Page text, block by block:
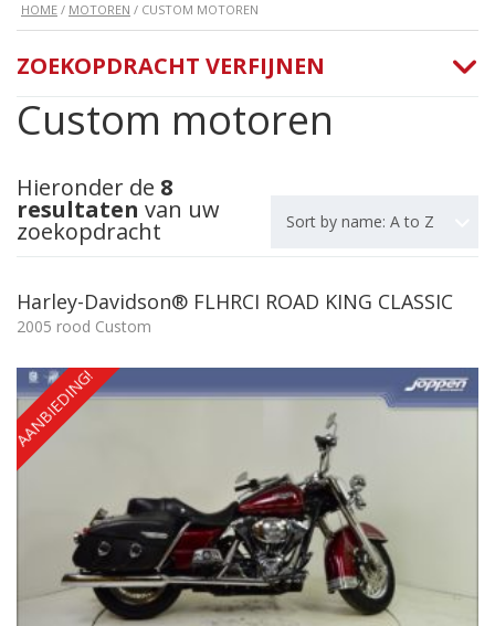
HOME / MOTOREN / CUSTOM MOTOREN
Custom motoren
Hieronder de 8
resultaten van uw
zoekopdracht Sort by name: A to Z
Harley-Davidson® FLHRCI ROAD KING CLASSIC
2005 rood Custom
AANBIEDING!
ZOEKOPDRACHT VERFIJNEN